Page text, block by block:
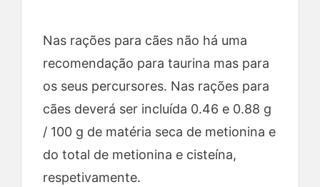
Nas rações para cães não há uma
recomendação para taurina mas para
os seus percursores. Nas rações para
cães deverá ser incluída 0.46 e 0.88 g
/ 100 g de matéria seca de metionina e
do total de metionina e cisteína,
respetivamente.